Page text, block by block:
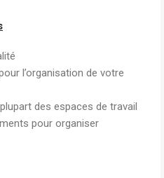
l’organisation de votre
des espaces de travail
pour organiser